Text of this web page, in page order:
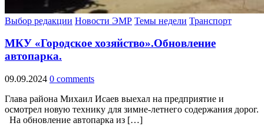
Выбор редакции Новости ЭМР Темы недели Транспорт
МКУ «Городское хозяйство».Обновление
автопарка.
09.09.2024 0 comments
Глава района Михаил Исаев выехал на предприятие и
осмотрел новую технику для зимне-летнего содержания дорог.
На обновление автопарка из […]